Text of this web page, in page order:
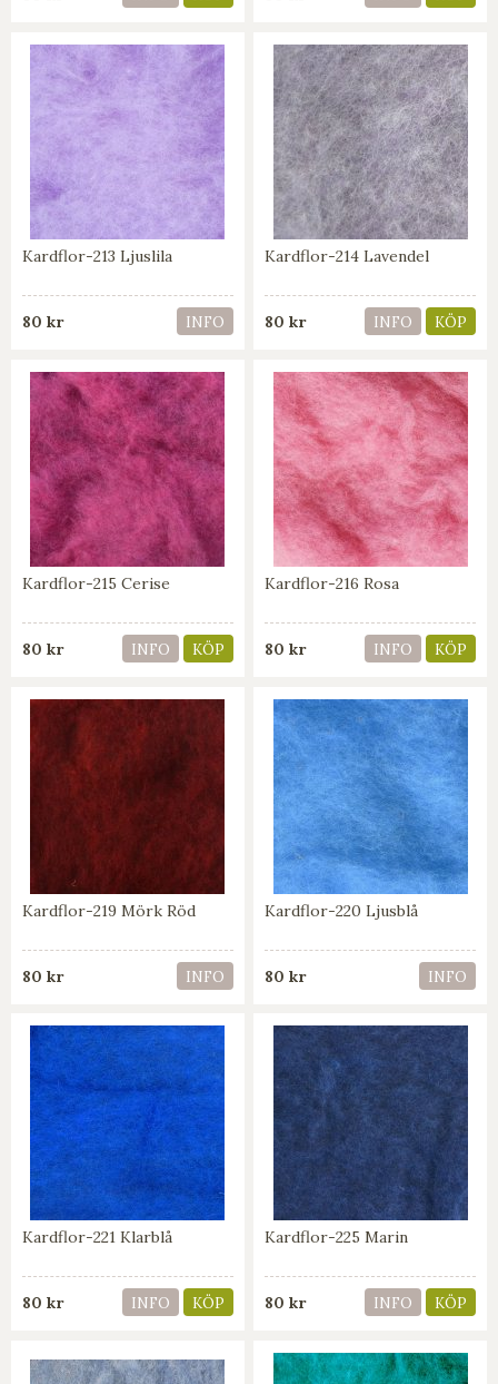
Kardflor-213 Ljuslila
80 kr INFO
Kardflor-214 Lavendel
80 kr INFO KÖP
Kardflor-215 Cerise
80 kr INFO KÖP
Kardflor-216 Rosa
80 kr INFO KÖP
Kardflor-219 Mörk Röd
80 kr INFO
Kardflor-220 Ljusblå
80 kr INFO
Kardflor-221 Klarblå
80 kr INFO KÖP
Kardflor-225 Marin
80 kr INFO KÖP